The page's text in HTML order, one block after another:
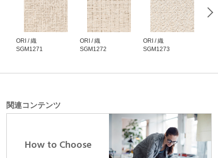
ORI / 織
SGM1271
ORI / 織
SGM1272
ORI / 織
SGM1273
関連コンテンツ
How to Choose